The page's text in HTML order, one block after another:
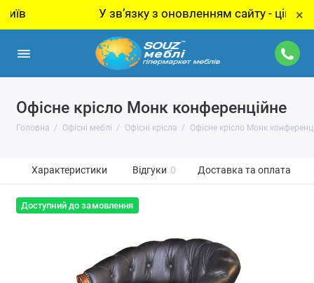
У звʼязку з оновленням сайту - ціну за ×
Офісне крісло Монк конференційне
Головна Офісні меблі Офісні крісла Офісне крісло Монк
Характеристики Відгуки 0 Доставка та оплата
Доступний до замовлення